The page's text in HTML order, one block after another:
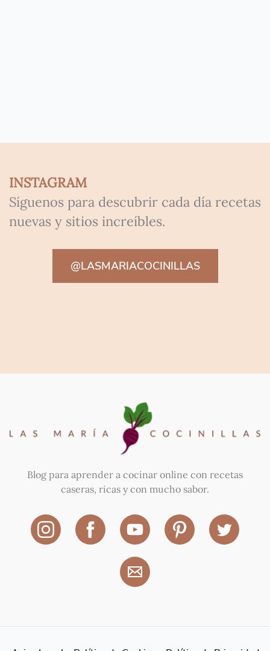
INSTAGRAM
Síguenos para descubrir cada día recetas
nuevas y sitios increíbles.
@LASMARIACOCINILLAS
Blog para aprender a cocinar online con recetas
caseras, ricas y con mucho sabor.